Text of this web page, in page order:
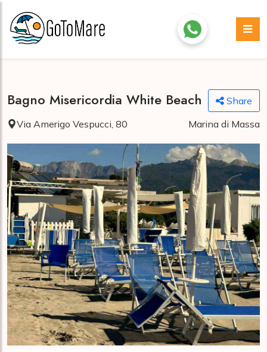
Bagno Misericordia White Beach
Share
Via Amerigo Vespucci, 80
Marina di Massa